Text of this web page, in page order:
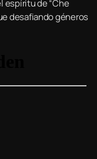
espíritu de “Che
desafiando géneros